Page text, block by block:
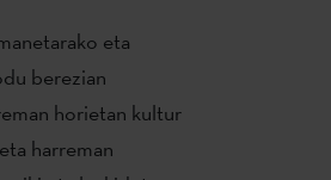
eta
berezian
horietan kultur
harreman